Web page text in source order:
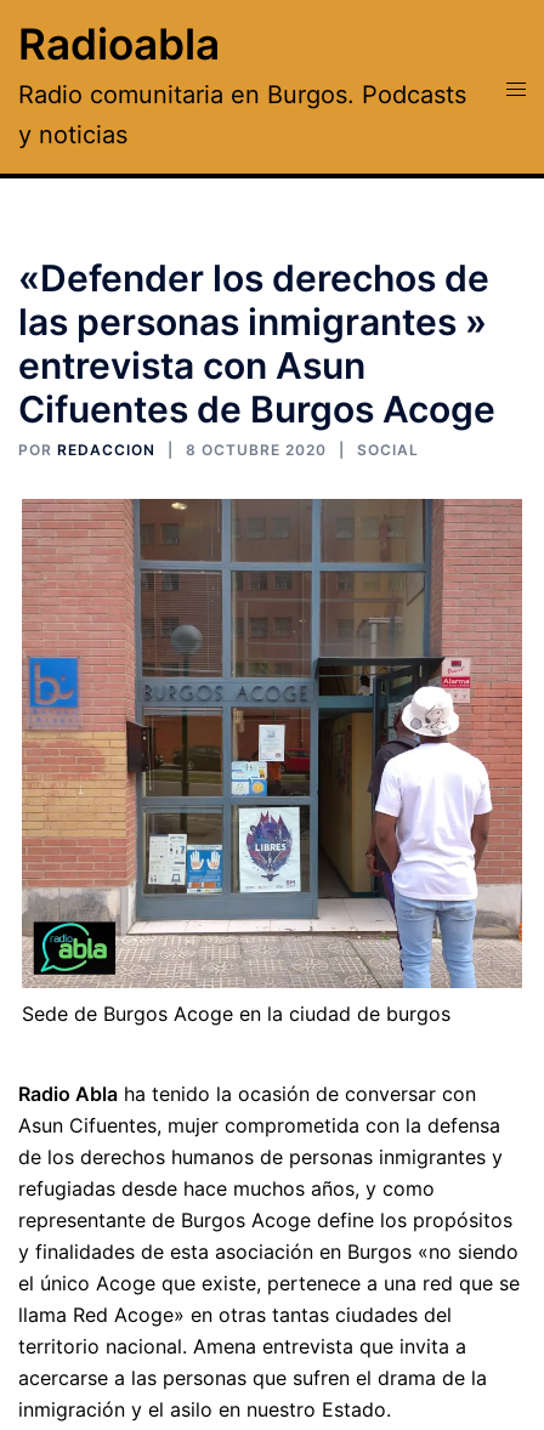
Radioabla
Radio comunitaria en Burgos. Podcasts
y noticias
«Defender los derechos de
las personas inmigrantes »
entrevista con Asun
Cifuentes de Burgos Acoge
POR REDACCION 8 OCTUBRE 2020 SOCIAL
Sede de Burgos Acoge en la ciudad de burgos
Radio Abla ha tenido la ocasión de conversar con
Asun Cifuentes, mujer comprometida con la defensa
de los derechos humanos de personas inmigrantes y
refugiadas desde hace muchos años, y como
representante de Burgos Acoge define los propósitos
y finalidades de esta asociación en Burgos «no siendo
el único Acoge que existe, pertenece a una red que se
llama Red Acoge» en otras tantas ciudades del
territorio nacional. Amena entrevista que invita a
acercarse a las personas que sufren el drama de la
inmigración y el asilo en nuestro Estado.